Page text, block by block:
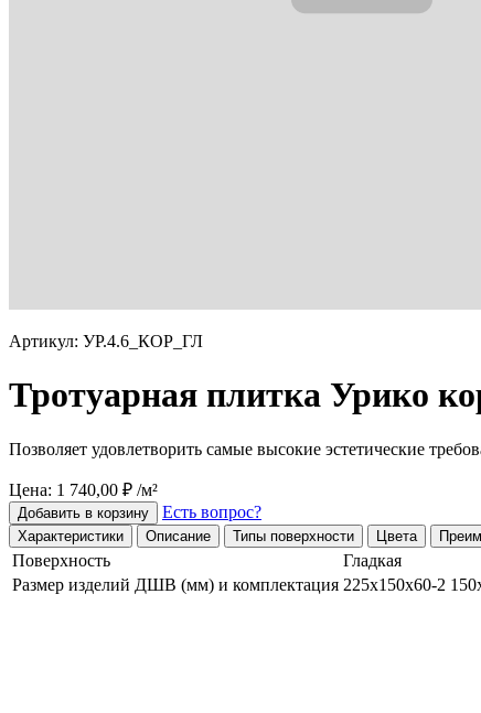
Артикул: УР.4.6_КОР_ГЛ
Тротуарная плитка Урико
Позволяет удовлетворить самые высокие эстетические
Цена: 1 740,00 ₽ /м²
Добавить в корзину Есть вопрос?
Характеристики Описание Типы поверхности Цвета
Поверхность
Гладкая
Размер изделий ДШВ (мм) и комплектация 225х150х60-2